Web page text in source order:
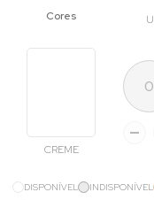
U
CREME
DISPONÍVEL INDISPONÍVEL